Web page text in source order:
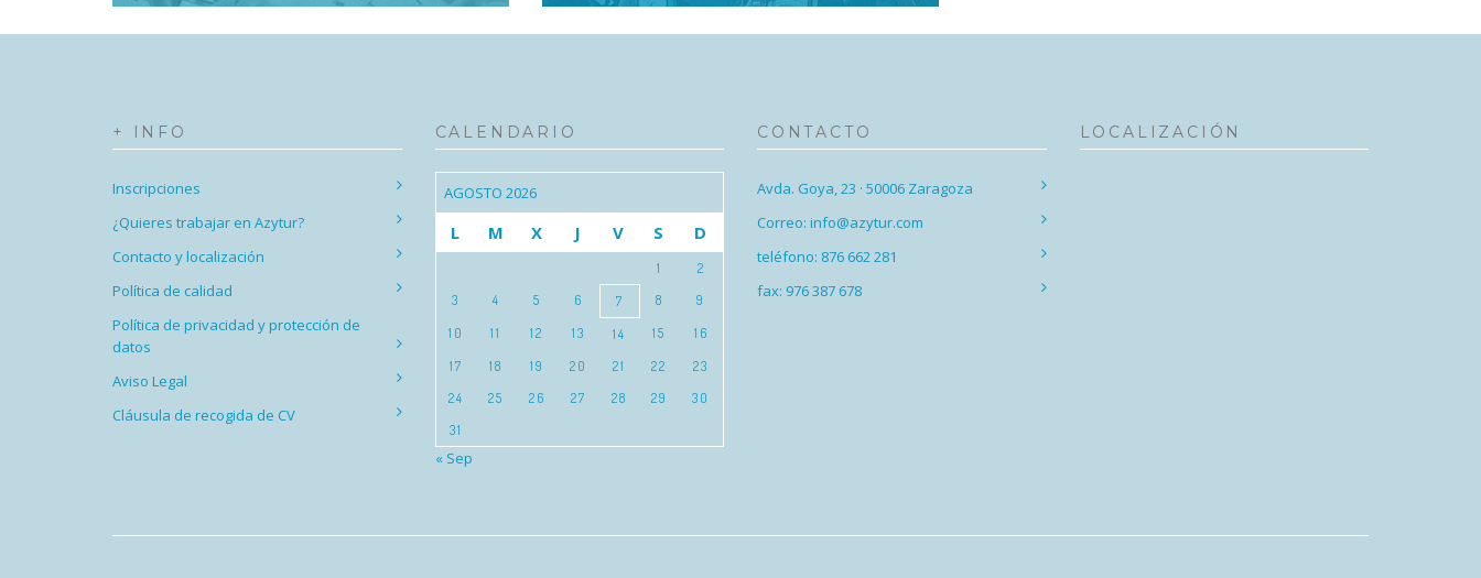
+ INFO
Inscripciones
¿Quieres trabajar en Azytur?
Contacto y localización
Política de calidad
Política de privacidad y protección de
datos
Aviso Legal
Cláusula de recogida de CV
CALENDARIO
AGOSTO 2026
L M X J V S D
1
2
3
4 5 6 7 8
9
10
11 12 13 14 15
16
17
18 19 20 21 22
23
24
25 26 27 28 29
30
31
« Sep
CONTACTO
Avda. Goya, 23 · 50006 Zaragoza
Correo: info@azytur.com
teléfono: 876 662 281
fax: 976 387 678
LOCALIZACIÓN